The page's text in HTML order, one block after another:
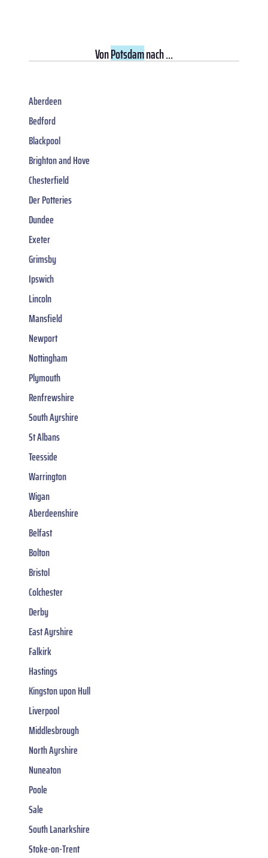
VonPotsdamnach ...
Aberdeen
Bedford
Blackpool
Brighton and Hove
Chesterfield
Der Potteries
Dundee
Exeter
Grimsby
Ipswich
Lincoln
Mansfield
Newport
Nottingham
Plymouth
Renfrewshire
South Ayrshire
St Albans
Teesside
Warrington
Wigan
Aberdeenshire
Belfast
Bolton
Bristol
Colchester
Derby
East Ayrshire
Falkirk
Hastings
Kingston upon Hull
Liverpool
Middlesbrough
North Ayrshire
Nuneaton
Poole
Sale
South Lanarkshire
Stoke-on-Trent